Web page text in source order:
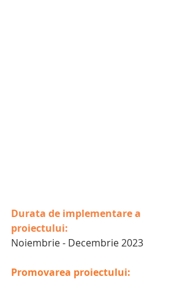
Durata de implementare a
proiectului:
Noiembrie - Decembrie 2023
Promovarea proiectului: